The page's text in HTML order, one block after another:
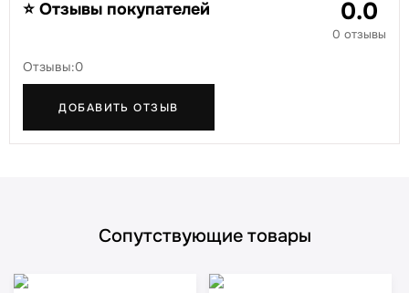
⭐ Отзывы покупателей 0.0
0 отзывы
Отзывы:0
ДОБАВИТЬ ОТЗЫВ
Сопутствующие товары